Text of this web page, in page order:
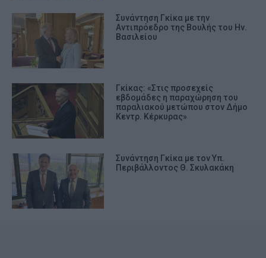
Συνάντηση Γκίκα με την
Αντιπρόεδρο της Βουλής του Ην.
Βασιλείου
Γκίκας: «Στις προσεχείς
εβδομάδες η παραχώρηση του
παραλιακού μετώπου στον Δήμο
Κεντρ. Κέρκυρας»
Συνάντηση Γκίκα με τον Υπ.
Περιβάλλοντος Θ. Σκυλακάκη